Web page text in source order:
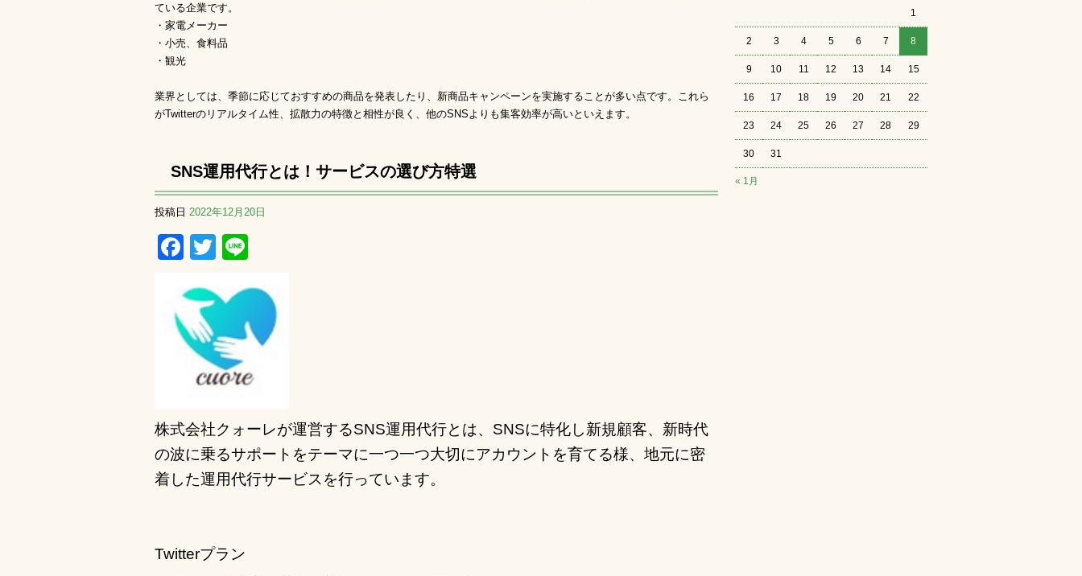
ている企業です。
・家電メーカー
・小売、食料品
・観光
業界としては、季節に応じておすすめの商品を発表したり、新商品キャンペーンを実施することが多い点です。これら
がTwitterのリアルタイム性、拡散力の特徴と相性が良く、他のSNSよりも集客効率が高いといえます。
SNS運用代行とは！サービスの選び方特選
投稿日 2022年12月20日
Facebook
Twitter
株式会社クォーレが運営するSNS運用代行とは、 SNSに特化し新規顧客、新時代
の波に乗るサポートをテーマに一つ一つ大切にアカウントを育てる様、地元に密
着した運用代行サービスを行っています。
Twitterプラン
« 1月
1
2 3 4 5 6 7 8
9 10 11 12 13 14 15
16 17 18 19 20 21 22
23 24 25 26 27 28 29
30 31